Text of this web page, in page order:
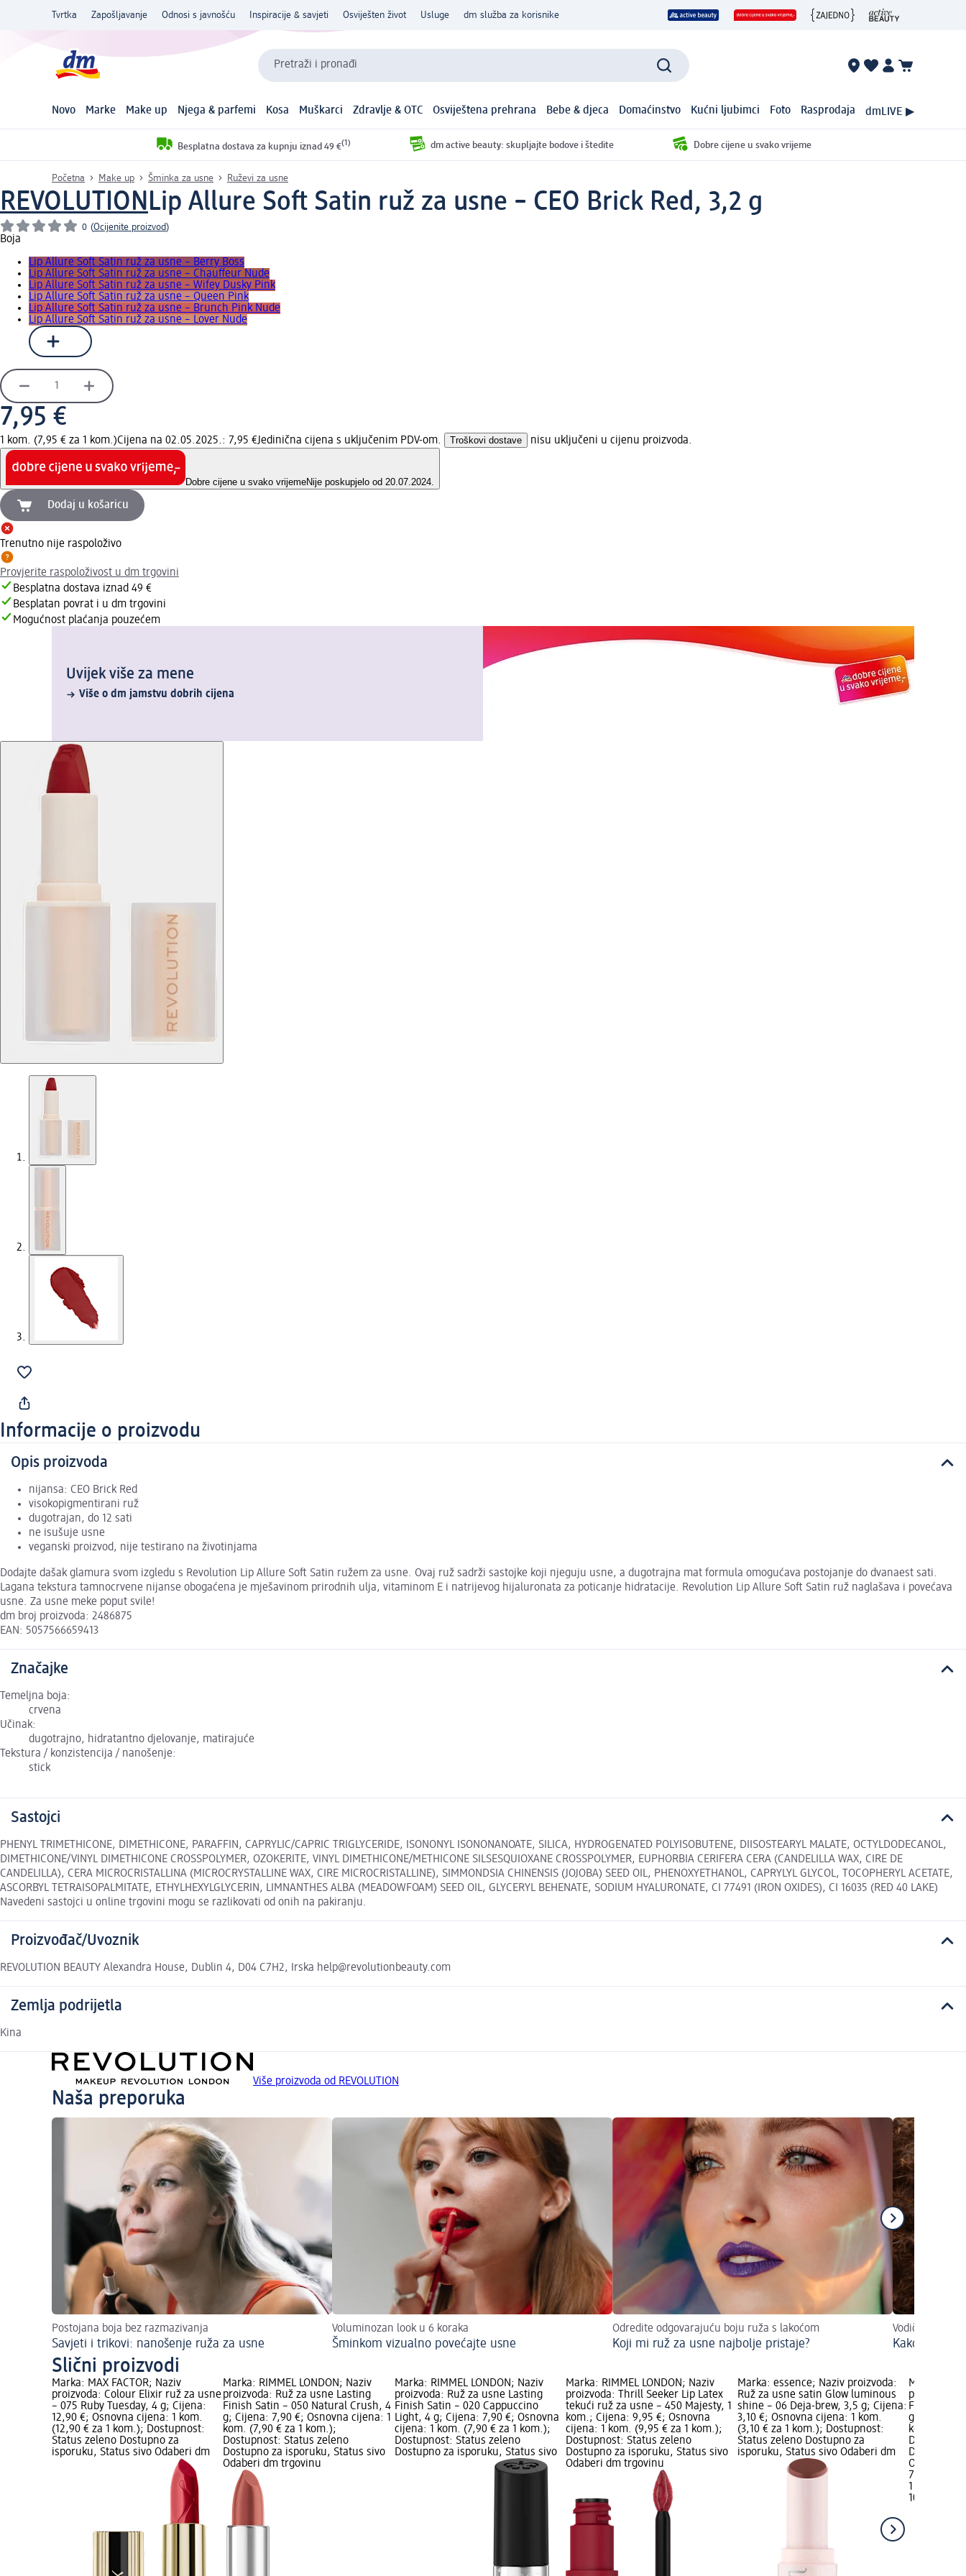
Tvrtka Zapošljavanje Odnosi s javnošću Inspiracije & savjeti Osviješten život Usluge dm služba za korisnike
Pretraži i pronađi
Novo Marke Make up Njega & parfemi Kosa Muškarci Zdravlje & OTC Osviještena prehrana Bebe & djeca Domaćinstvo Kućni ljubimci Foto Rasprodaja dmLIVE ▶
Besplatna dostava za kupnju iznad 49 €(1) dm active beauty: skupljajte bodove i štedite Dobre cijene u svako vrijeme
Početna Make up Šminka za usne Ruževi za usne
REVOLUTIONLip Allure Soft Satin ruž za usne – CEO Brick Red, 3,2 g
0 (Ocijenite proizvod)
Boja
Lip Allure Soft Satin ruž za usne – Berry Boss
Lip Allure Soft Satin ruž za usne – Chauffeur Nude
Lip Allure Soft Satin ruž za usne – Wifey Dusky Pink
Lip Allure Soft Satin ruž za usne – Queen Pink
Lip Allure Soft Satin ruž za usne – Brunch Pink Nude
Lip Allure Soft Satin ruž za usne – Lover Nude
7,95 €
1 kom. (7,95 € za 1 kom.)Cijena na 02.05.2025.: 7,95 €Jedinična cijena s uključenim PDV-om. Troškovi dostave nisu uključeni u cijenu proizvoda.
Dobre cijene u svako vrijemeNije poskupjelo od 20.07.2024.
Dodaj u košaricu
Trenutno nije raspoloživo
Provjerite raspoloživost u dm trgovini
Besplatna dostava iznad 49 €
Besplatan povrat i u dm trgovini
Mogućnost plaćanja pouzećem
Uvijek više za mene
Više o dm jamstvu dobrih cijena
Informacije o proizvodu
Opis proizvoda
nijansa: CEO Brick Red
visokopigmentirani ruž
dugotrajan, do 12 sati
ne isušuje usne
veganski proizvod, nije testirano na životinjama
Dodajte dašak glamura svom izgledu s Revolution Lip Allure Soft Satin ružem za usne. Ovaj ruž sadrži sastojke koji njeguju usne, a dugotrajna mat formula omogućava postojanje do dvanaest sati.
Lagana tekstura tamnocrvene nijanse obogaćena je mješavinom prirodnih ulja, vitaminom E i natrijevog hijaluronata za poticanje hidratacije. Revolution Lip Allure Soft Satin ruž naglašava i povećava
usne. Za usne meke poput svile!
dm broj proizvoda: 2486875
EAN: 5057566659413
Značajke
Temeljna boja:
crvena
Učinak:
dugotrajno, hidratantno djelovanje, matirajuće
Tekstura / konzistencija / nanošenje:
stick
Sastojci
PHENYL TRIMETHICONE, DIMETHICONE, PARAFFIN, CAPRYLIC/CAPRIC TRIGLYCERIDE, ISONONYL ISONONANOATE, SILICA, HYDROGENATED POLYISOBUTENE, DIISOSTEARYL MALATE, OCTYLDODECANOL,
DIMETHICONE/VINYL DIMETHICONE CROSSPOLYMER, OZOKERITE, VINYL DIMETHICONE/METHICONE SILSESQUIOXANE CROSSPOLYMER, EUPHORBIA CERIFERA CERA (CANDELILLA WAX, CIRE DE
CANDELILLA), CERA MICROCRISTALLINA (MICROCRYSTALLINE WAX, CIRE MICROCRISTALLINE), SIMMONDSIA CHINENSIS (JOJOBA) SEED OIL, PHENOXYETHANOL, CAPRYLYL GLYCOL, TOCOPHERYL ACETATE,
ASCORBYL TETRAISOPALMITATE, ETHYLHEXYLGLYCERIN, LIMNANTHES ALBA (MEADOWFOAM) SEED OIL, GLYCERYL BEHENATE, SODIUM HYALURONATE, CI 77491 (IRON OXIDES), CI 16035 (RED 40 LAKE)
Navedeni sastojci u online trgovini mogu se razlikovati od onih na pakiranju.
Proizvođač/Uvoznik
REVOLUTION BEAUTY Alexandra House, Dublin 4, D04 C7H2, Irska help@revolutionbeauty.com
Zemlja podrijetla
Kina
Više proizvoda od REVOLUTION
Naša preporuka
Postojana boja bez razmazivanja
Savjeti i trikovi: nanošenje ruža za usne
Voluminozan look u 6 koraka
Šminkom vizualno povećajte usne
Odredite odgovarajuću boju ruža s lakoćom
Koji mi ruž za usne najbolje pristaje?
Vodič za
Kako nositi
Slični proizvodi
Marka: MAX FACTOR; Naziv
proizvoda: Colour Elixir ruž za usne
– 075 Ruby Tuesday, 4 g; Cijena:
12,90 €; Osnovna cijena: 1 kom.
(12,90 € za 1 kom.); Dostupnost:
Status zeleno Dostupno za
isporuku, Status sivo Odaberi dm
Marka: RIMMEL LONDON; Naziv
proizvoda: Ruž za usne Lasting
Finish Satin – 050 Natural Crush, 4
g; Cijena: 7,90 €; Osnovna cijena: 1
kom. (7,90 € za 1 kom.);
Dostupnost: Status zeleno
Dostupno za isporuku, Status sivo
Odaberi dm trgovinu
Marka: RIMMEL LONDON; Naziv
proizvoda: Ruž za usne Lasting
Finish Satin – 020 Cappuccino
Light, 4 g; Cijena: 7,90 €; Osnovna
cijena: 1 kom. (7,90 € za 1 kom.);
Dostupnost: Status zeleno
Dostupno za isporuku, Status sivo
Marka: RIMMEL LONDON; Naziv
proizvoda: Thrill Seeker Lip Latex
tekući ruž za usne – 450 Majesty, 1
kom.; Cijena: 9,95 €; Osnovna
cijena: 1 kom. (9,95 € za 1 kom.);
Dostupnost: Status zeleno
Dostupno za isporuku, Status sivo
Odaberi dm trgovinu
Marka: essence; Naziv proizvoda:
Ruž za usne satin Glow luminous
shine – 06 Deja-brew, 3,5 g; Cijena:
3,10 €; Osnovna cijena: 1 kom.
(3,10 € za 1 kom.); Dostupnost:
Status zeleno Dostupno za
isporuku, Status sivo Odaberi dm
Marka:
proizvoda:
Finish
g; Cijena:
kom. (7,90
Dostupno
Odaberi
7,90 €
1 kom.